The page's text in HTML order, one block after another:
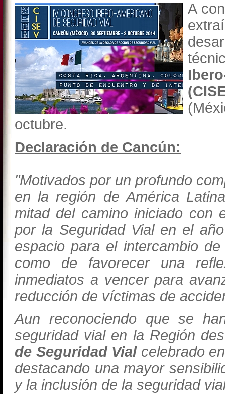
A
octubre.
Declaración de Cancún:
"Motivados por un profundo
en la región de América
mitad del camino iniciado con
por la Seguridad Vial en el
espacio para el intercambio
como de favorecer una
inmediatos a vencer para
reducción de víctimas de
Aun reconociendo que se
seguridad vial en la Región
de Seguridad Vial celebrado
destacando una mayor
y la inclusión de la seguridad